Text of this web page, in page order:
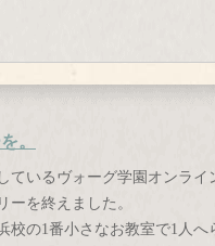
。
ているヴォーグ学園オンライ
を終えました。
校の1番小さなお教室で1人へ